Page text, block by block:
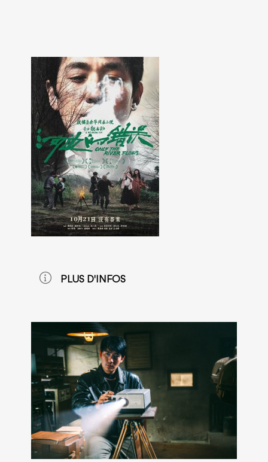
PLUS D'INFOS